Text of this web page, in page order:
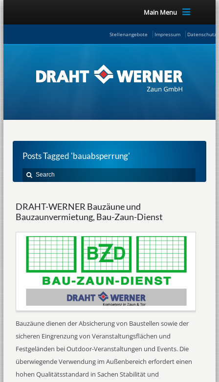
Main Menu
Stellenangebote Impressum
Posts Tagged 'bauabsperrung'
DRAHT-WERNER Bauzäune und
Bauzaunvermietung, Bau-Zaun-Dienst
Bauzäune dienen der Absicherung von Baustellen sowie der
sicheren Eingrenzung von Veranstaltungsflächen und
Festgeländen bei Outdoor-Veranstaltungen und Events. Die
überwiegende Verwendung im Außenbereich erfordert einen
hohen Qualitätsstandard in Sachen Stabilität und